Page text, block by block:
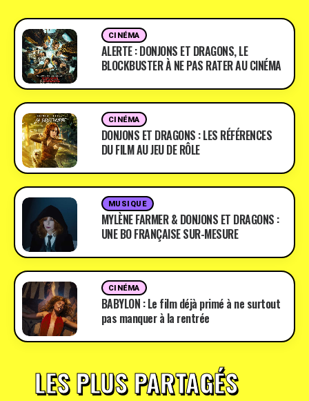
CINÉMA
ALERTE : DONJONS ET DRAGONS, LE
BLOCKBUSTER À NE PAS RATER AU CINÉMA
CINÉMA
DONJONS ET DRAGONS : LES RÉFÉRENCES
DU FILM AU JEU DE RÔLE
MUSIQUE
MYLÈNE FARMER & DONJONS ET DRAGONS :
UNE BO FRANÇAISE SUR-MESURE
CINÉMA
BABYLON : Le film déjà primé à ne surtout
pas manquer à la rentrée
LES PLUS PARTAGÉS